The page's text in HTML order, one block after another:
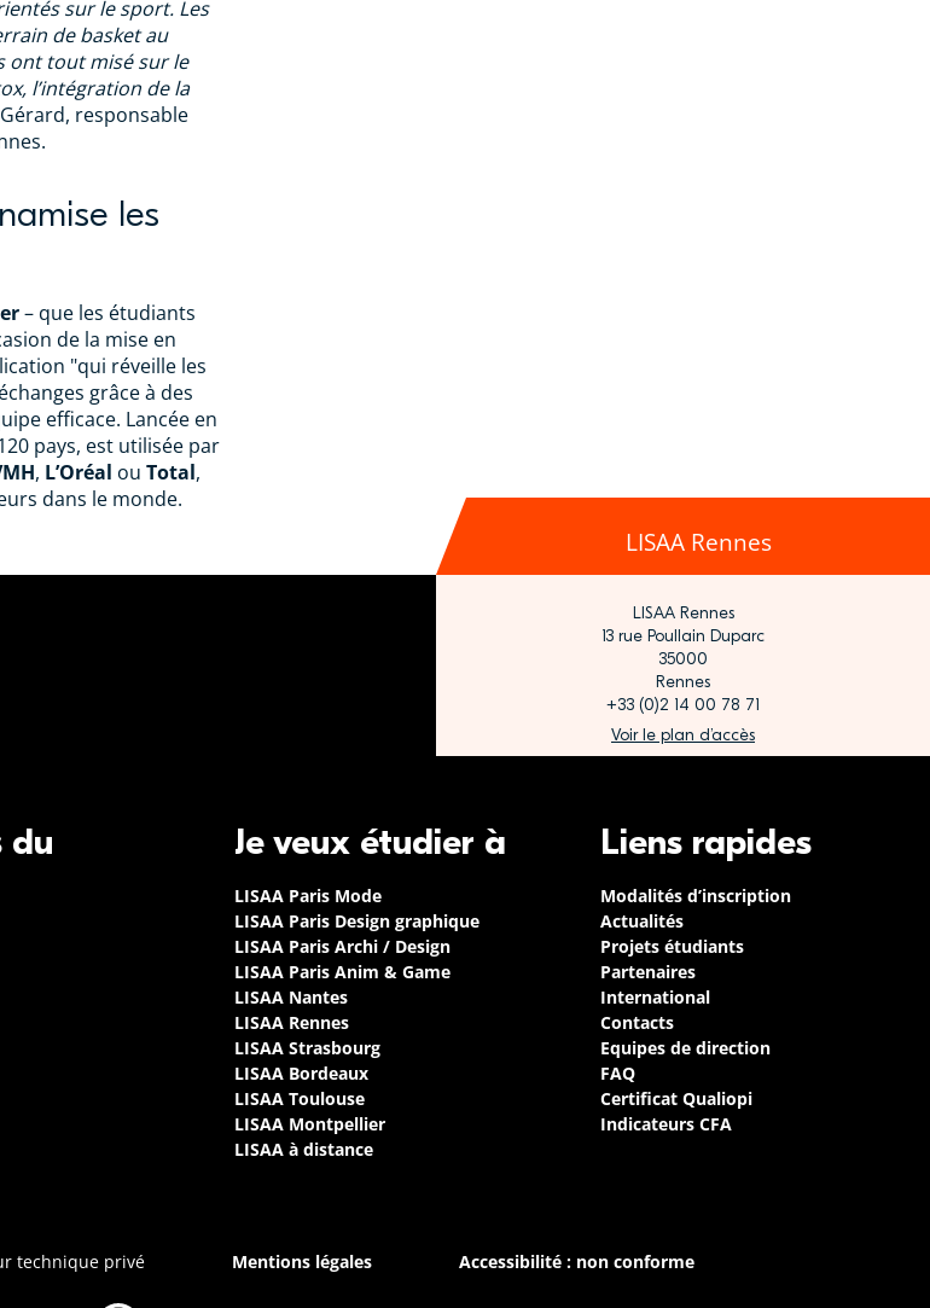
sur le sport. Les
de basket au
ont tout misé sur le
l’intégration de la
responsable
les
– que les étudiants
de la mise en
"qui réveille les
grâce à des
efficace. Lancée en
pays, est utilisée par
, L’Oréal ou Total,
dans le monde.
LISAA Rennes
LISAA Rennes
13 rue Poullain Duparc
35000
Rennes
+33 (0)2 14 00 78 71
Voir le plan d’accès
du
Je veux étudier à
LISAA Paris Mode
LISAA Paris Design graphique
LISAA Paris Archi / Design
LISAA Paris Anim & Game
LISAA Nantes
LISAA Rennes
LISAA Strasbourg
LISAA Bordeaux
LISAA Toulouse
LISAA Montpellier
LISAA à distance
Liens rapides
Modalités d’inscription
Actualités
Projets étudiants
Partenaires
International
Contacts
Equipes de direction
FAQ
Certificat Qualiopi
Indicateurs CFA
technique privé Mentions légales Accessibilité : non conforme